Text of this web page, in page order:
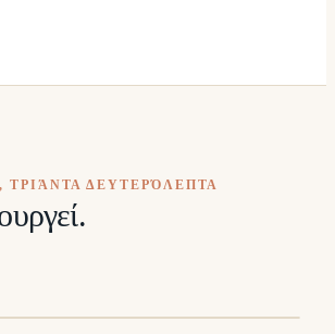
ΤΡΙΆΝΤΑ ΔΕΥΤΕΡΌΛΕΠΤΑ